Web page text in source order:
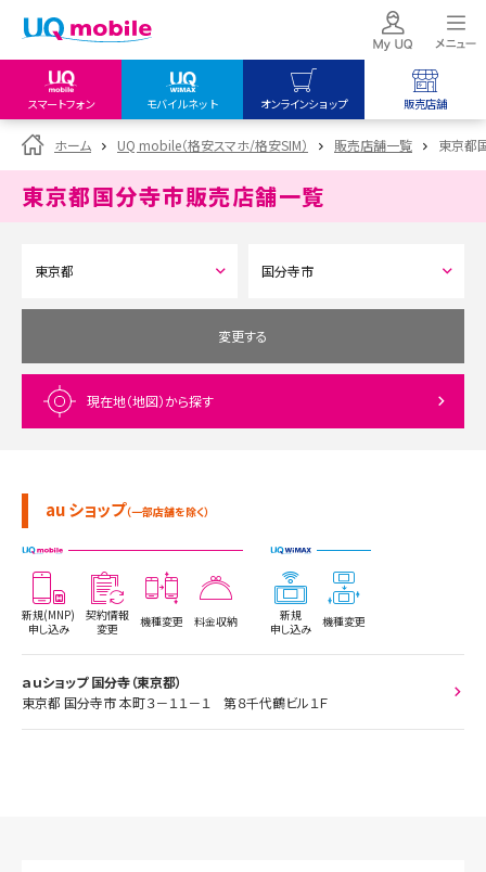
スマートフォン モバイルネット オンラインショップ 販売店舗
my UQ WiMAX
UQ WiMAX ご契約の方
My UQ mobile
データチャージサイト
UQ mobile
オンラインショップ
UQ WiMAX
UQ mobile
販売店舗
UQ WiMAX
ホーム UQ mobile（格安スマホ/格安SIM） 販売店舗一覧 東京都
東京都国分寺市販売店舗一覧
変更する
現在地（地図）から探す
au ショップ（一部店舗を除く）
新規(MNP)
申し込み
契約情報
変更
機種変更 料金収納
新規
申し込み
機種変更
ａｕショップ 国分寺（東京都）
東京都 国分寺市 本町３－１１－１ 第８千代鶴ビル１Ｆ